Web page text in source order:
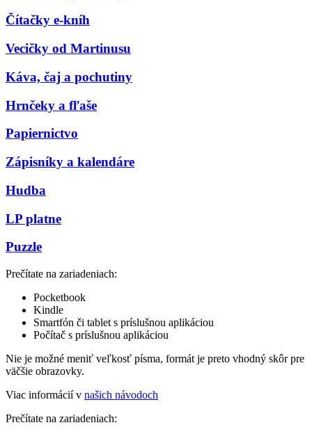
Čítačky e-kníh
Vecičky od Martinusu
Káva, čaj a pochutiny
Hrnčeky a fľaše
Papiernictvo
Zápisníky a kalendáre
Hudba
LP platne
Puzzle
Prečítate na zariadeniach:
Pocketbook
Kindle
Smartfón či tablet s príslušnou aplikáciou
Počítač s príslušnou aplikáciou
Nie je možné meniť veľkosť písma, formát je preto vhodný skôr pre
väčšie obrazovky.
Viac informácií v našich návodoch
Prečítate na zariadeniach: